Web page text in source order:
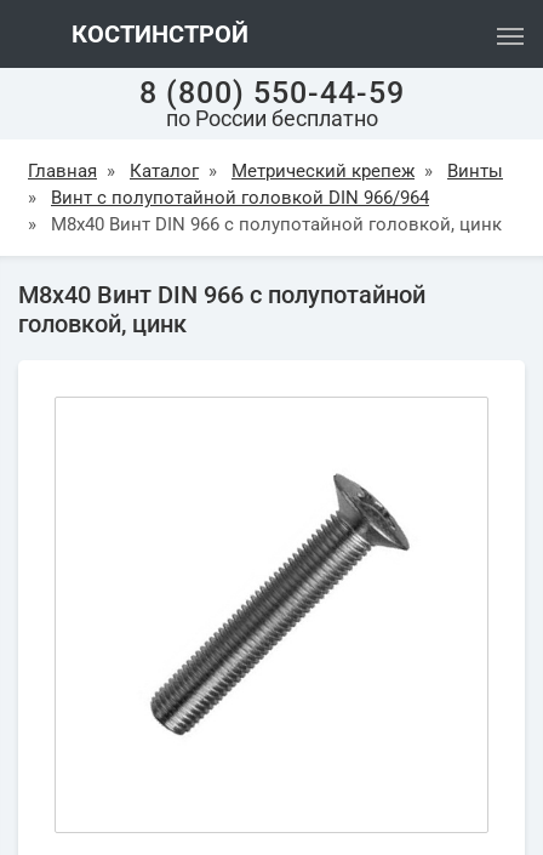
КОСТИНСТРОЙ
8 (800) 550-44-59
по России бесплатно
Главная » Каталог » Метрический крепеж »
Винты
»
Винт с полупотайной головкой DIN 966/964
»
М8х40 Винт DIN 966 с полупотайной головкой, цинк
М8х40 Винт DIN 966 с полупотайной
головкой, цинк